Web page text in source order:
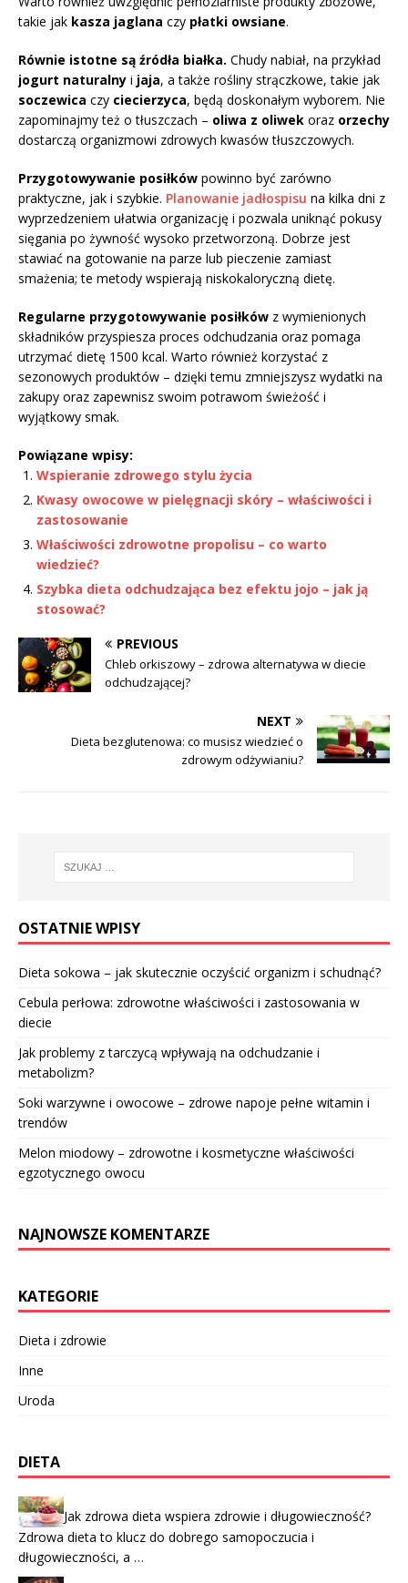
takie jak kasza jaglana czy płatki owsiane.
Równie istotne są źródła białka. Chudy nabiał, na przykład
jogurt naturalny i jaja, a także rośliny strączkowe, takie jak
soczewica czy ciecierzyca, będą doskonałym wyborem. Nie
zapominajmy też o tłuszczach – oliwa z oliwek oraz orzechy
dostarczą organizmowi zdrowych kwasów tłuszczowych.
Przygotowywanie posiłków powinno być zarówno
praktyczne, jak i szybkie. Planowanie jadłospisu na kilka dni z
wyprzedzeniem ułatwia organizację i pozwala uniknąć pokusy
sięgania po żywność wysoko przetworzoną. Dobrze jest
stawiać na gotowanie na parze lub pieczenie zamiast
smażenia; te metody wspierają niskokaloryczną dietę.
Regularne przygotowywanie posiłków z wymienionych
składników przyspiesza proces odchudzania oraz pomaga
utrzymać dietę 1500 kcal. Warto również korzystać z
sezonowych produktów – dzięki temu zmniejszysz wydatki na
zakupy oraz zapewnisz swoim potrawom świeżość i
wyjątkowy smak.
Powiązane wpisy:
Wspieranie zdrowego stylu życia
Kwasy owocowe w pielęgnacji skóry – właściwości i
zastosowanie
Właściwości zdrowotne propolisu – co warto
wiedzieć?
Szybka dieta odchudzająca bez efektu jojo – jak ją
stosować?
PREVIOUS
Chleb orkiszowy – zdrowa alternatywa w diecie
odchudzającej?
NEXT
Dieta bezglutenowa: co musisz wiedzieć o
zdrowym odżywianiu?
OSTATNIE WPISY
Dieta sokowa – jak skutecznie oczyścić organizm i schudnąć?
Cebula perłowa: zdrowotne właściwości i zastosowania w
diecie
Jak problemy z tarczycą wpływają na odchudzanie i
metabolizm?
Soki warzywne i owocowe – zdrowe napoje pełne witamin i
trendów
Melon miodowy – zdrowotne i kosmetyczne właściwości
egzotycznego owocu
NAJNOWSZE KOMENTARZE
KATEGORIE
Dieta i zdrowie
Inne
Uroda
DIETA
Jak zdrowa dieta wspiera zdrowie i długowieczność?
Zdrowa dieta to klucz do dobrego samopoczucia i
długowieczności, a …